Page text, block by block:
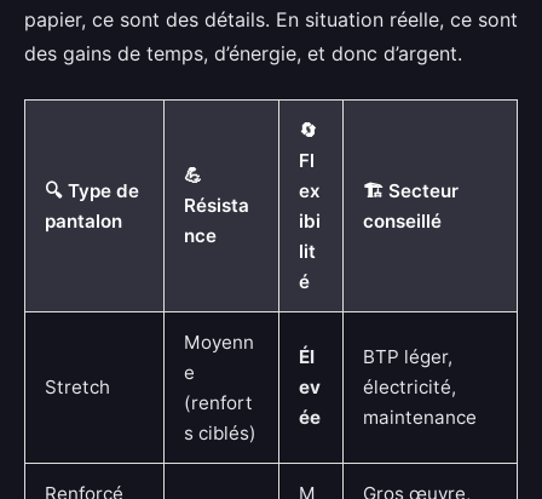
papier, ce sont des détails. En situation réelle, ce sont
des gains de temps, d’énergie, et donc d’argent.
🔍 Type de
pantalon
💪
Résista
nce
🔄
Fl
ex
ibi
lit
é
🏗️ Secteur
conseillé
Stretch
Moyenn
e
(renfort
s ciblés)
Él
ev
ée
BTP léger,
électricité,
maintenance
Renforcé M Gros œuvre,